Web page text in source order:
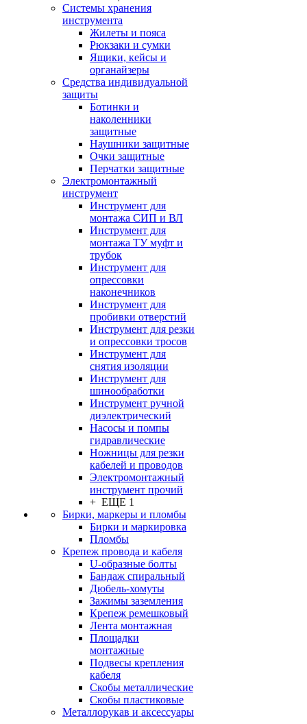
Системы хранения
инструмента
Жилеты и пояса
Рюкзаки и сумки
Ящики, кейсы и
органайзеры
Средства индивидуальной
защиты
Ботинки и
наколенники
защитные
Наушники защитные
Очки защитные
Перчатки защитные
Электромонтажный
инструмент
Инструмент для
монтажа СИП и ВЛ
Инструмент для
монтажа ТУ муфт и
трубок
Инструмент для
опрессовки
наконечников
Инструмент для
пробивки отверстий
Инструмент для резки
и опрессовки тросов
Инструмент для
снятия изоляции
Инструмент для
шинообработки
Инструмент ручной
диэлектрический
Насосы и помпы
гидравлические
Ножницы для резки
кабелей и проводов
Электромонтажный
инструмент прочий
+ ЕЩЕ 1
Бирки, маркеры и пломбы
Бирки и маркировка
Пломбы
Крепеж провода и кабеля
U-образные болты
Бандаж спиральный
Дюбель-хомуты
Зажимы заземления
Крепеж ремешковый
Лента монтажная
Площадки
монтажные
Подвесы крепления
кабеля
Скобы металлические
Скобы пластиковые
Металлорукав и аксессуары